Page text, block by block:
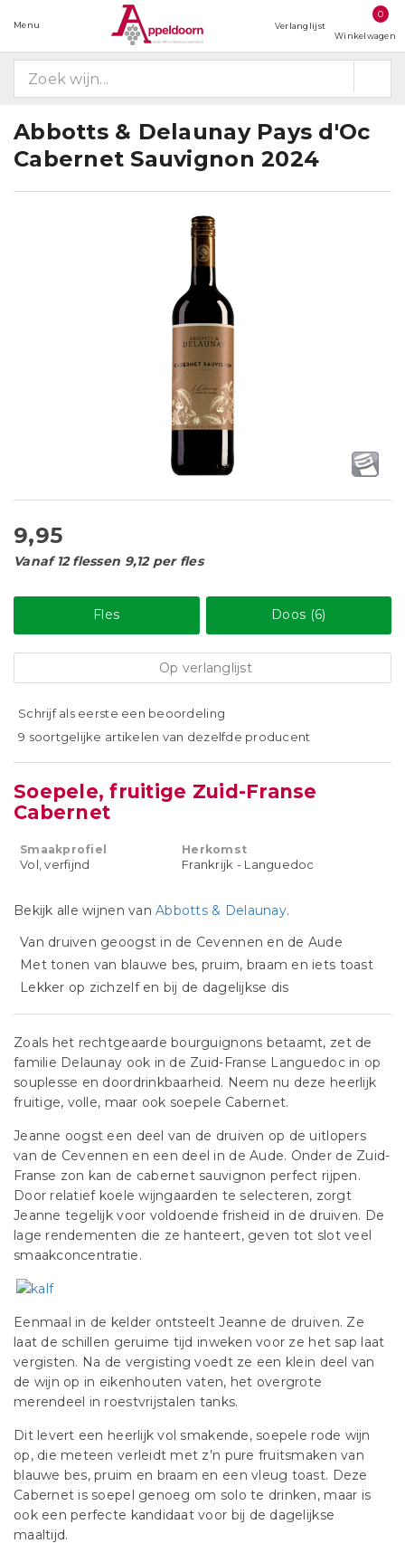
Menu Verlanglijst
0
Winkelwagen
Abbotts & Delaunay Pays d'Oc
Cabernet Sauvignon 2024
9,95
Vanaf 12 flessen 9,12 per fles
Fles Doos (6)
Op verlanglijst
Schrijf als eerste een beoordeling
9 soortgelijke artikelen van dezelfde producent
Soepele, fruitige Zuid-Franse
Cabernet
Smaakprofiel
Vol, verfijnd
Herkomst
Frankrijk - Languedoc
Bekijk alle wijnen vanAbbotts & Delaunay.
Van druiven geoogst in de Cevennen en de Aude
Met tonen van blauwe bes, pruim, braam en iets toast
Lekker op zichzelf en bij de dagelijkse dis
Zoals het rechtgeaarde bourguignons betaamt, zet de
familie Delaunay ook in de Zuid-Franse Languedoc in op
souplesse en doordrinkbaarheid. Neem nu deze heerlijk
fruitige, volle, maar ook soepele Cabernet.
Jeanne oogst een deel van de druiven op de uitlopers
van de Cevennen en een deel in de Aude. Onder de Zuid-
Franse zon kan de cabernet sauvignon perfect rijpen.
Door relatief koele wijngaarden te selecteren, zorgt
Jeanne tegelijk voor voldoende frisheid in de druiven. De
lage rendementen die ze hanteert, geven tot slot veel
smaakconcentratie.
Eenmaal in de kelder ontsteelt Jeanne de druiven. Ze
laat de schillen geruime tijd inweken voor ze het sap laat
vergisten. Na de vergisting voedt ze een klein deel van
de wijn op in eikenhouten vaten, het overgrote
merendeel in roestvrijstalen tanks.
Dit levert een heerlijk vol smakende, soepele rode wijn
op, die meteen verleidt met z’n pure fruitsmaken van
blauwe bes, pruim en braam en een vleug toast. Deze
Cabernet is soepel genoeg om solo te drinken, maar is
ook een perfecte kandidaat voor bij de dagelijkse
maaltijd.